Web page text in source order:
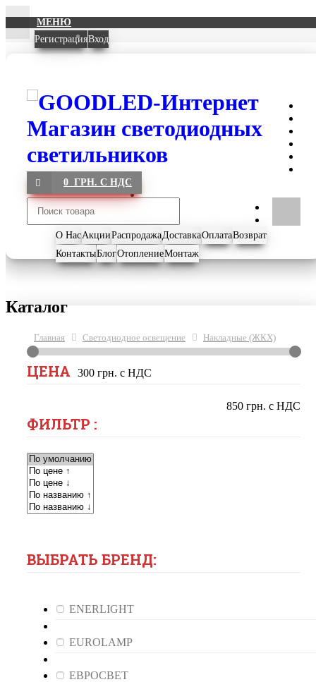
МЕНЮ
РегистрацияВход
0 ГРН. С НДС
О НасАкцииРаспродажаДоставкаОплатаВозврат
КонтактыБлогОтоплениеМонтаж
Каталог
Главная Светодиодное освещение Накладные (ЖКХ)
ЦЕНА 300 грн. с НДС
850 грн. с НДС
ФИЛЬТР :
ВЫБРАТЬ БРЕНД:
ENERLIGHT
EUROLAMP
ЕВРОСВЕТ